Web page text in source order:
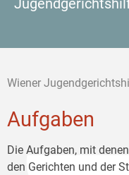
Wiener
Aufgaben
Die Aufgaben, mit
den Gerichten und der